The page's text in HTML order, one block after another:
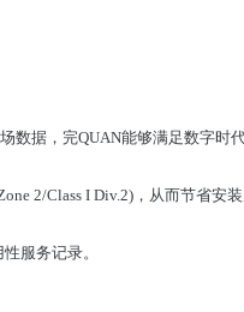
数据，完QUAN能够满足数字时
2/Class I Div.2)，从而节省安
服务记录。